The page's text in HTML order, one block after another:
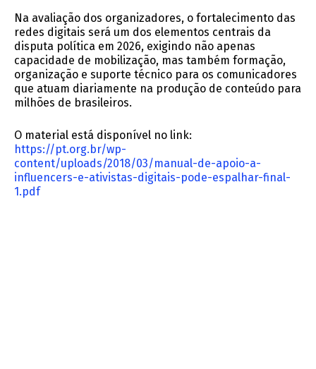
Na avaliação dos organizadores, o fortalecimento das
redes digitais será um dos elementos centrais da
disputa política em 2026, exigindo não apenas
capacidade de mobilização, mas também formação,
organização e suporte técnico para os comunicadores
que atuam diariamente na produção de conteúdo para
milhões de brasileiros.
O material está disponível no link:
https://pt.org.br/wp-
content/uploads/2018/03/manual-de-apoio-a-
influencers-e-ativistas-digitais-pode-espalhar-final-
1.pdf